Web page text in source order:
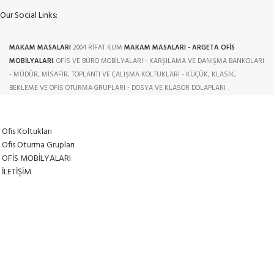
Our Social Links:
MAKAM MASALARI 2004 RİFAT KUM MAKAM MASALARI - ARGETA OFİS
MOBİLYALARI. OFİS VE BÜRO MOBİLYALARI - KARŞILAMA VE DANIŞMA BANKOLARI
- MÜDÜR, MİSAFİR, TOPLANTI VE ÇALIŞMA KOLTUKLARI - KÜÇÜK, KLASİK,
BEKLEME VE OFİS OTURMA GRUPLARI - DOSYA VE KLASÖR DOLAPLARI .
Ofis Koltukları
Ofis Oturma Grupları
OFİS MOBİLYALARI
İLETİŞİM